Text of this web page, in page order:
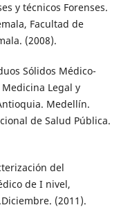
y técnicos Forenses.
Facultad de
(2008).
Sólidos Médico-
Legal y
Medellín.
de Salud Pública.
del
de I nivel,
(2011).